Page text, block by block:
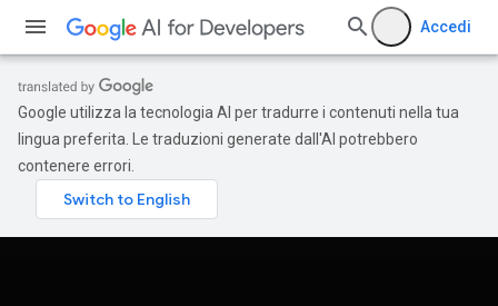
Accedi
Google utilizza la tecnologia AI per tradurre i contenuti nella tua
lingua preferita. Le traduzioni generate dall'AI potrebbero
contenere errori.